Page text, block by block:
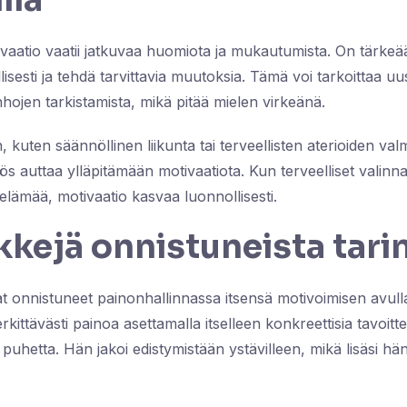
vaatii jatkuvaa huomiota ja mukautumista. On
ja tehdä tarvittavia muutoksia. Tämä voi tarkoittaa
tarkistamista, mikä pitää mielen virkeänä.
kuten säännöllinen liikunta tai terveellisten aterioiden
auttaa ylläpitämään motivaatiota. Kun terveelliset
motivaatio kasvaa luonnollisesti.
onnistuneista
onnistuneet painonhallinnassa itsensä motivoimisen
painoa asettamalla itselleen konkreettisia
Hän jakoi edistymistään ystävilleen, mikä lisäsi